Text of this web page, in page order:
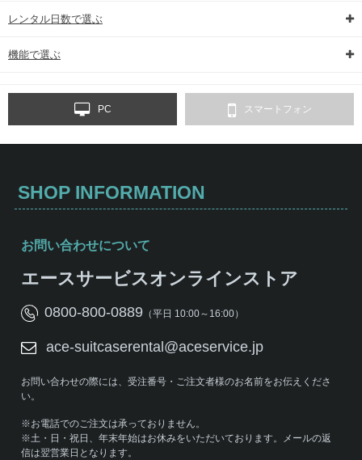
レンタル日数で選ぶ
機能で選ぶ
PC スマートフォン
SHOP INFORMATION
お問い合わせについて
エースサービスオンラインストア
0800-800-0889（平日 10:00～16:00）
ace-suitcaserental@aceservice.jp
お問い合わせの際には、受注番号・ご注文者様のお名前をお伝えくださ
い。
※お電話でのご注文は承っておりません。
※土・日・祝日、年末年始はお休みをいただいております。メールの返
信は翌営業日となります。